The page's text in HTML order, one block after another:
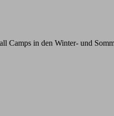
Camps in den Winter- und